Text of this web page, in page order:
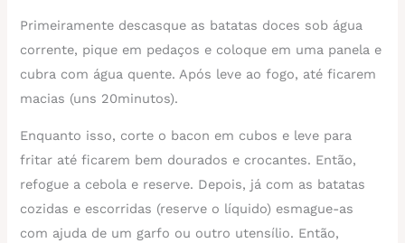
Primeiramente descasque as batatas doces sob água
corrente, pique em pedaços e coloque em uma panela e
cubra com água quente. Após leve ao fogo, até ficarem
macias (uns 20minutos).
Enquanto isso, corte o bacon em cubos e leve para
fritar até ficarem bem dourados e crocantes. Então,
refogue a cebola e reserve. Depois, já com as batatas
cozidas e escorridas (reserve o líquido) esmague-as
com ajuda de um garfo ou outro utensílio. Então,